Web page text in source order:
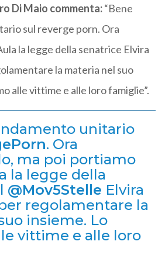
Di Maio commenta:“Bene
sul reverge porn. Ora
la legge della senatrice Elvira
la materia nel suo
alle vittime e alle loro famiglie”.
unitario
. Ora
ma poi portiamo
la legge della
@Mov5Stelle Elvira
regolamentare la
insieme. Lo
vittime e alle loro